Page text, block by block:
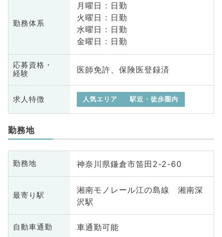
勤務体系
月曜日 : 日勤
火曜日 : 日勤
水曜日 : 日勤
金曜日 : 日勤
応募資格・
経験
医師免許、保険医登録済
求人特徴 人気エリア 駅近・徒歩圏内
勤務地
勤務地 神奈川県鎌倉市笛田2-2-60
最寄り駅
湘南モノレール江の島線 湘南深
沢駅
自動車通勤 車通勤可能